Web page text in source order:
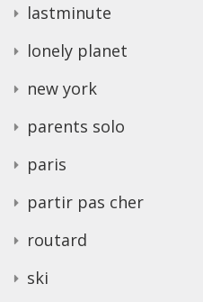
lastminute
lonely planet
new york
parents solo
paris
partir pas cher
routard
ski